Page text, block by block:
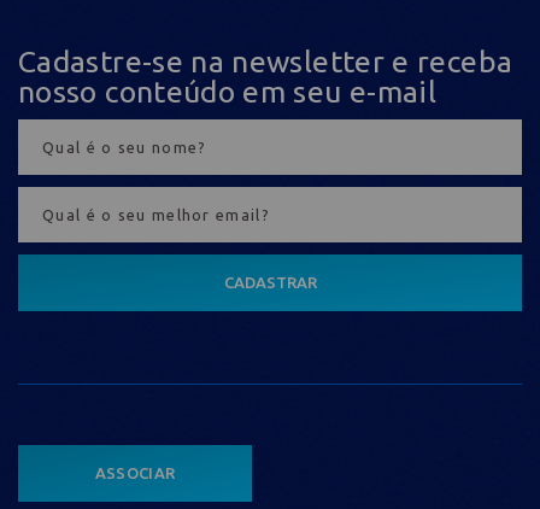
Cadastre-se na newsletter e receba
nosso conteúdo em seu e-mail
CADASTRAR
ASSOCIAR